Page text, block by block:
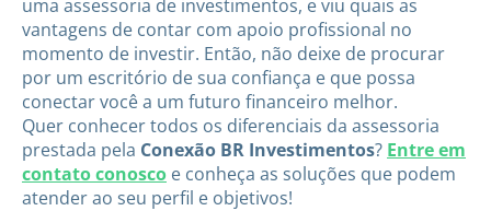
uma assessoria de investimentos, e viu quais as
vantagens de contar com apoio profissional no
momento de investir. Então, não deixe de procurar
por um escritório de sua confiança e que possa
conectar você a um futuro financeiro melhor.
Quer conhecer todos os diferenciais da assessoria
prestada pela Conexão BR Investimentos? Entre em
contato conosco e conheça as soluções que podem
atender ao seu perfil e objetivos!